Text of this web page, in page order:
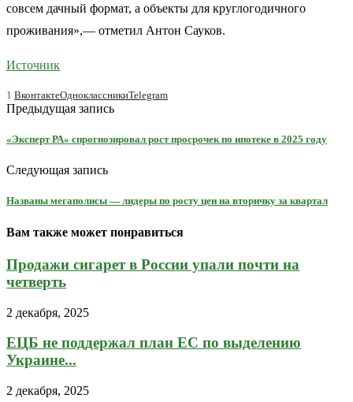
совсем дачный формат, а объекты для круглогодичного
проживания»,— отметил Антон Сауков.
Источник
1 ВконтактеОдноклассникиTelegram
Предыдущая запись
«Эксперт РА» спрогнозировал рост просрочек по ипотеке в 2025 году
Следующая запись
Названы мегаполисы — лидеры по росту цен на вторичку за квартал
Вам также может понравиться
Продажи сигарет в России упали почти на
четверть
2 декабря, 2025
ЕЦБ не поддержал план ЕС по выделению
Украине...
2 декабря, 2025